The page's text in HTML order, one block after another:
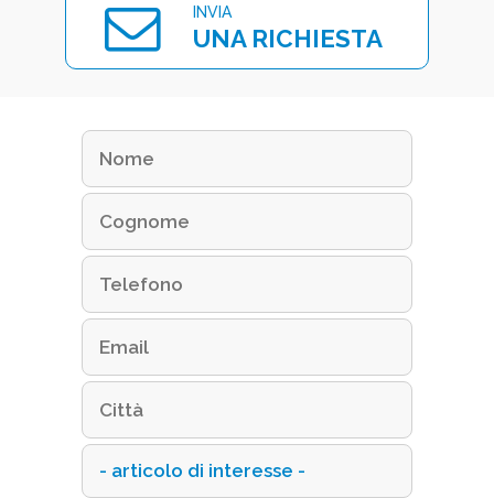
INVIA
UNA RICHIESTA